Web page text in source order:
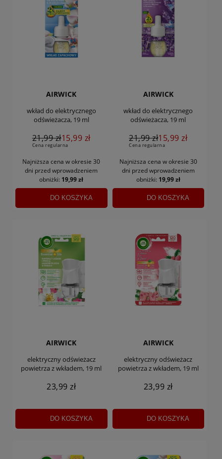
AIRWICK
wkład do elektrycznego
odświeżacza, 19 ml
21,99 zł
Cena regularna
15,99 zł
Najniższa cena w okresie 30
dni przed wprowadzeniem
obniżki: 19,99 zł
DO KOSZYKA
AIRWICK
wkład do elektrycznego
odświeżacza, 19 ml
21,99 zł
Cena regularna
15,99 zł
Najniższa cena w okresie 30
dni przed wprowadzeniem
obniżki: 19,99 zł
DO KOSZYKA
AIRWICK
elektryczny odświeżacz
powietrza z wkładem, 19 ml
23,99 zł
DO KOSZYKA
AIRWICK
elektryczny odświeżacz
powietrza z wkładem, 19 ml
23,99 zł
DO KOSZYKA